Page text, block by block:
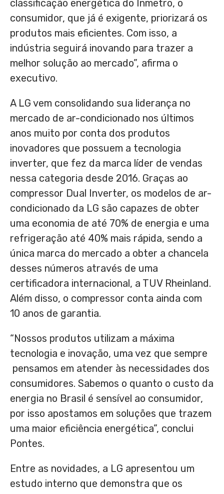
classificação energética do Inmetro, o
consumidor, que já é exigente, priorizará os
produtos mais eficientes. Com isso, a
indústria seguirá inovando para trazer a
melhor solução ao mercado”, afirma o
executivo.
A LG vem consolidando sua liderança no
mercado de ar-condicionado nos últimos
anos muito por conta dos produtos
inovadores que possuem a tecnologia
inverter, que fez da marca líder de vendas
nessa categoria desde 2016. Graças ao
compressor Dual Inverter, os modelos de ar-
condicionado da LG são capazes de obter
uma economia de até 70% de energia e uma
refrigeração até 40% mais rápida, sendo a
única marca do mercado a obter a chancela
desses números através de uma
certificadora internacional, a TUV Rheinland.
Além disso, o compressor conta ainda com
10 anos de garantia.
“Nossos produtos utilizam a máxima
tecnologia e inovação, uma vez que sempre
pensamos em atender às necessidades dos
consumidores. Sabemos o quanto o custo da
energia no Brasil é sensível ao consumidor,
por isso apostamos em soluções que trazem
uma maior eficiência energética”, conclui
Pontes.
Entre as novidades, a LG apresentou um
estudo interno que demonstra que os